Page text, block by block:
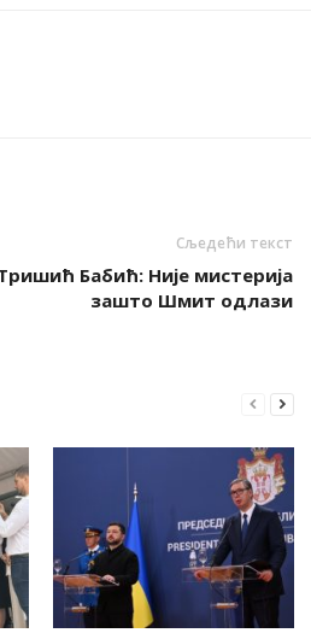
Сљедећи текст
Бабић: Није мистерија
зашто Шмит одлази